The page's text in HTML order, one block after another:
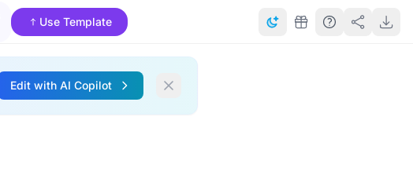
Use Template
Edit with AI Copilot